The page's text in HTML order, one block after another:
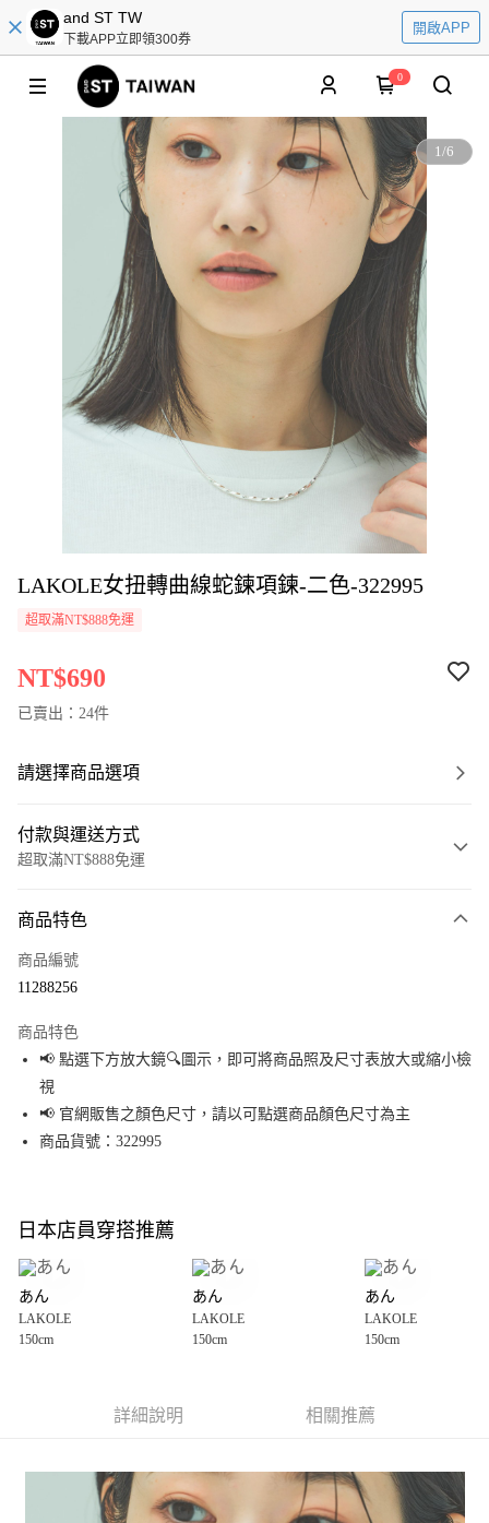
and ST TW
下載APP立即領300券
開啟APP
0
1/6
LAKOLE女扭轉曲線蛇鍊項鍊-二色-322995
超取滿NT$888免運
NT$690
已賣出：24件
請選擇商品選項
付款與運送方式
超取滿NT$888免運
信用卡一次付款
Apple Pay
街口支付
悠遊付
全盈+PAY
大哥付你分期
【大哥付你分期使用說明】
1.本服務由台灣大哥大提供，台灣大哥大用戶可立即使用無須另外申請。
2.付款方式選擇「大哥付你分期」，訂單成立後會自動跳轉到大哥付的交易
3.實際核准額度、可分期數及費用金額請依後續交易確認頁面所載為準。
4.訂單成立30分鐘內，如未前往確認交易或遇審核未通過，訂單將自動取
【繳款方式說明】
1.分期款項不併入電信帳單，「大哥付你分期」於每月結算日後寄送繳費提
AFTEE先享後付
３．安心：先確認商品／服務後，再付款。
【「AFTEE先享後付」結帳流程】
每筆NT$80，滿NT$888(含以上)免運費
付款後 全家取貨
商品特色
商品編號
11288256
商品特色
📢 點選下方放大鏡🔍圖示，即可將商品照及尺寸表放大或縮小檢
視
📢 官網販售之顏色尺寸，請以可點選商品顏色尺寸為主
商品貨號：322995
日本店員穿搭推薦
あん
LAKOLE
150cm
あん
LAKOLE
150cm
あん
LAKOLE
150cm
詳細說明 相關推薦